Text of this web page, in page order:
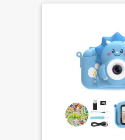
/
MP
de